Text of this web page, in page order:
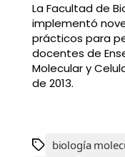
La Facultad de
implementó
prácticos para
docentes de
Molecular y
de 2013.
biología